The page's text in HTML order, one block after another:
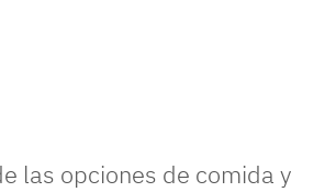
las opciones de comida y